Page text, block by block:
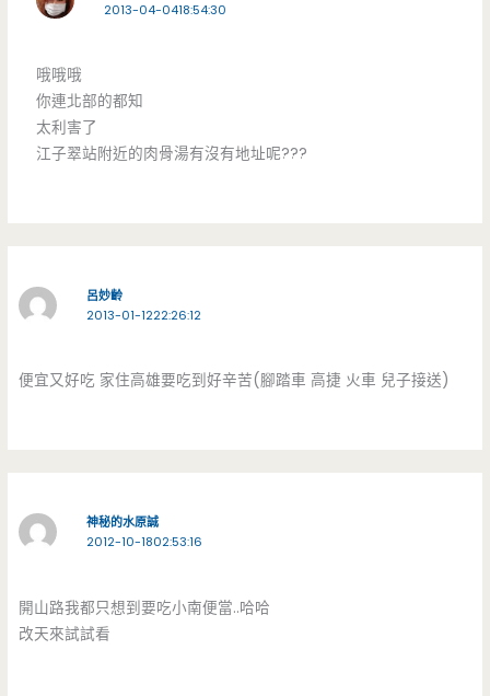
2013-04-0418:54:30
哦哦哦
你連北部的都知
太利害了
江子翠站附近的肉骨湯有沒有地址呢???
呂妙齡
2013-01-1222:26:12
便宜又好吃 家住高雄要吃到好辛苦(腳踏車 高捷 火車 兒子接送)
神秘的水原誠
2012-10-1802:53:16
開山路我都只想到要吃小南便當..哈哈
改天來試試看